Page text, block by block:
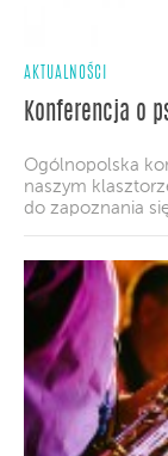
AKTUALNOŚCI
Konferencja o
Ogólnopolska
naszym
do zapoznania